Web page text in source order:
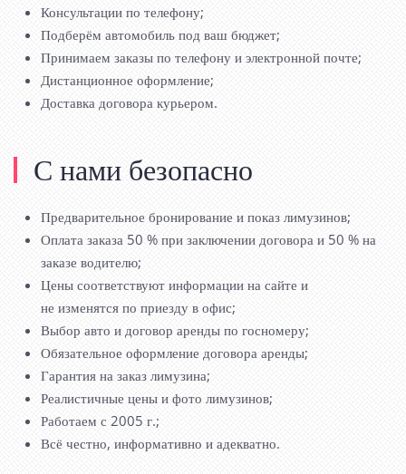
Консультации по телефону;
Подберём автомобиль под ваш бюджет;
Принимаем заказы по телефону и электронной почте;
Дистанционное оформление;
Доставка договора курьером.
С нами безопасно
Предварительное бронирование и показ лимузинов;
Оплата заказа 50 % при заключении договора и 50 % на
заказе водителю;
Цены соответствуют информации на сайте и
не изменятся по приезду в офис;
Выбор авто и договор аренды по госномеру;
Обязательное оформление договора аренды;
Гарантия на заказ лимузина;
Реалистичные цены и фото лимузинов;
Работаем с 2005 г.;
Всё честно, информативно и адекватно.